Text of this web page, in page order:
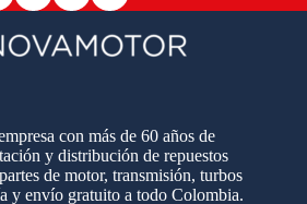
con más de 60 años de
y distribución de repuestos
de motor, transmisión, turbos
y envío gratuito a todo Colombia.